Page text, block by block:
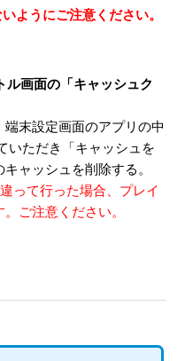
示が変化しない
ーズや強制終了が発生する
定されない
ようにご注意ください。
画面の「キャッシュク
端末設定画面のアプリの中
いただき「キャッシュを
ャッシュを削除する。
って行った場合、プレイ
ご注意ください。